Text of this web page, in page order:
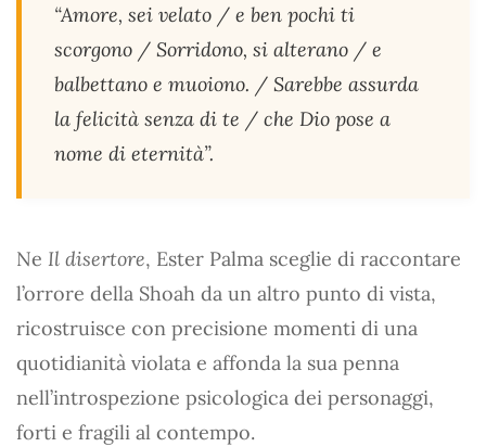
“Amore, sei velato / e ben pochi ti
scorgono / Sorridono, si alterano / e
balbettano e muoiono. / Sarebbe assurda
la felicità senza di te / che Dio pose a
nome di eternità”.
Ne Il disertore, Ester Palma sceglie di raccontare
l’orrore della Shoah da un altro punto di vista,
ricostruisce con precisione momenti di una
quotidianità violata e affonda la sua penna
nell’introspezione psicologica dei personaggi,
forti e fragili al contempo.